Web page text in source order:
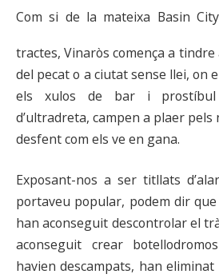
Com si de la mateixa Basin
tractes, Vinaròs comença a
del pecat o a ciutat sense llei, on
els xulos de bar i
d’ultradreta, campen a plaer
desfent com els ve en gana.
Exposant-nos a ser titllats
portaveu popular, podem dir
han aconseguit descontrolar el
aconseguit crear
havien descampats, han eliminat